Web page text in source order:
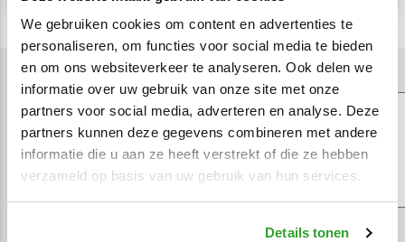
We gebruiken cookies om content en advertenties te
personaliseren, om functies voor social media te bieden
en om ons websiteverkeer te analyseren. Ook delen we
informatie over uw gebruik van onze site met onze
partners voor social media, adverteren en analyse. Deze
partners kunnen deze gegevens combineren met andere
informatie die u aan ze heeft verstrekt of die ze hebben
verzameld op basis van uw gebruik van hun services.
Details tonen
rittenregistratie en onze service.